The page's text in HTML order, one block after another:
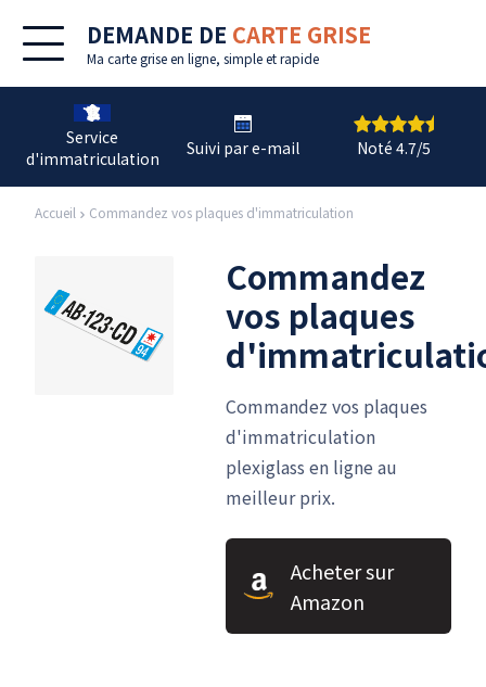
DEMANDE DE CARTE GRISE
Ma carte grise en ligne, simple et rapide
Service
d'immatriculation
Suivi par e-mail Noté 4.7/5
Accueil Commandez vos plaques d'immatriculation
Commandez
vos plaques
Commandez vos plaques
d'immatriculation
plexiglass en ligne au
meilleur prix.
Acheter sur
Amazon